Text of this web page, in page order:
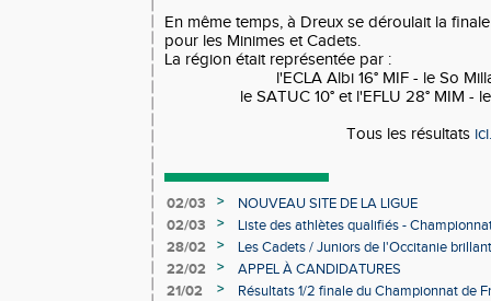
En même temps, à Dreux se déroulait la
pour les Minimes et Cadets.
La région était représentée par :
l'ECLA Albi 16° MIF - le So
le SATUC 10° et l'EFLU 28° MIM -
Tous les résultats ici.
02/03 >
NOUVEAU SITE DE LA LIGUE
02/03
>
Liste des athlètes qualifiés -
Individuels en salle
28/02 >
Les Cadets / Juniors de l'Occitanie
22/02
>
APPEL À CANDIDATURES
21/02
>
Résultats 1/2 finale du Championnat de